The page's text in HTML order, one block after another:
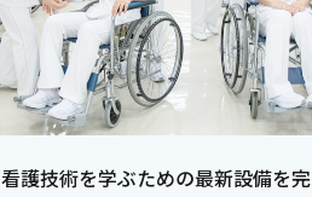
看護技術を学ぶための最新設備を完